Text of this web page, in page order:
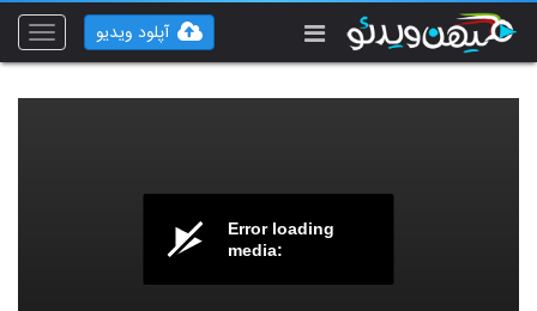
Toggle
آپلود ویدیو
Error loading
media: